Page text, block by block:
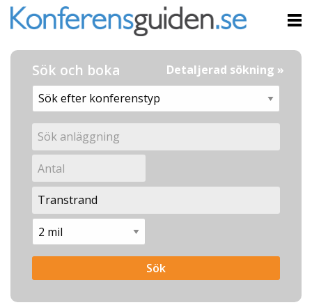
Sök och boka Detaljerad sökning »